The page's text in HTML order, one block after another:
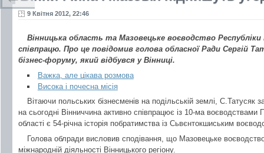
9 Квітня 2012, 22:46
Вінницька область та Мазовецьке воєводство
співпрацю. Про це повідомив голова обласної Ради Сергій
бізнес-форуму, який відбувся у Вінниці.
Важка, але цікава розмова
Висока і почесна місія
Вітаючи польських бізнесменів на подільській землі, С.Татусяк
на сьогодні Вінниччина активно співпрацює із 10-ма
області є 54-річна історія побратимства із Сьвєнтокшиським
Голова облради висловив сподівання, що Мазовецьке
міжнародній діяльності Вінницького регіону.